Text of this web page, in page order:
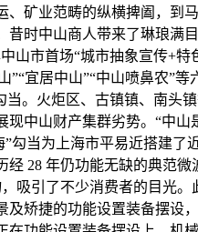
、矿业范畴的纵横捭阖，到
昔时中山商人带来了琳琅满
山市首场“城市抽象宣传+
”“宜居中山”“中山喷鼻农
当。火炬区、古镇镇、南头
现中山财产集群劣势。“中
”勾当为上海市平易近搭建
经 28 年仍功能无缺的典范
吸引了不少消费者的目光
及矫捷的功能设置装备摆设